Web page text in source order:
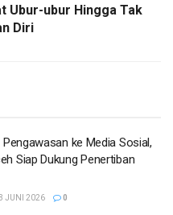
Ubur-ubur Hingga Tak
Diri
ke Media Sosial,
Siap Dukung Penertiban
JUNI 2026 0